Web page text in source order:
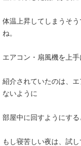
体温上昇してしまうそ
ね。
エアコン・扇風機を上
紹介されていたのは、
ないように
部屋中に回すようにする
もし寝苦しい夜は、試